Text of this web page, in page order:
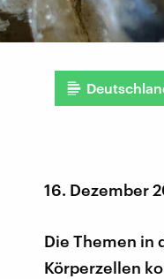
16. Dezember
Die Themen in
Körperzellen